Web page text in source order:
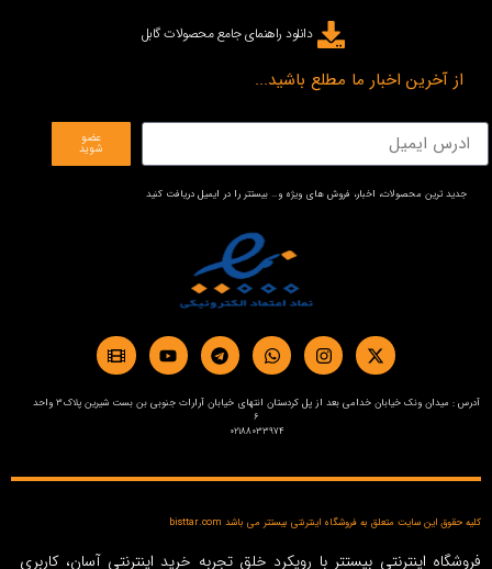
دانلود راهنمای جامع محصولات گابل
از آخرین اخبار ما مطلع باشید...
عضو
شوید
جدید ترین محصولات، اخبار، فروش های ویژه و… بیستتر را در ایمیل دریافت کنید
آدرس : میدان ونک خیابان خدامی بعد از پل کردستان انتهای خیابان آرارات جنوبی بن بست شیرین پلاک3 واحد
6
02188033974
کلیه حقوق این سایت متعلق به فروشگاه اینترنتی بیستتر می باشد bisttar.com
فروشگاه اینترنتی بیستتر با رویکرد خلق تجربه خرید اینترنتی آسان، کاربری